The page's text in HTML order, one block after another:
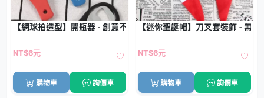
【網球拍造型】開瓶器 - 創意不鏽鋼開罐器
NT$6元
購物車 詢價車
【迷你聖誕帽】刀叉套裝飾 - 無
NT$6元
購物車 詢價車